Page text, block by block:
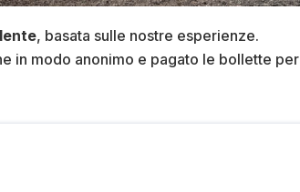
, basata sulle nostre esperienze.
in modo anonimo e pagato le bollette per